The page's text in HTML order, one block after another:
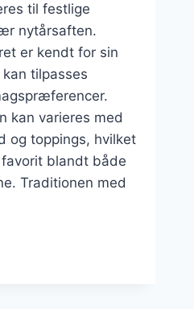
til festlige
nytårsaften.
er kendt for sin
tilpasses
kan varieres med
og toppings, hvilket
blandt både
Traditionen med